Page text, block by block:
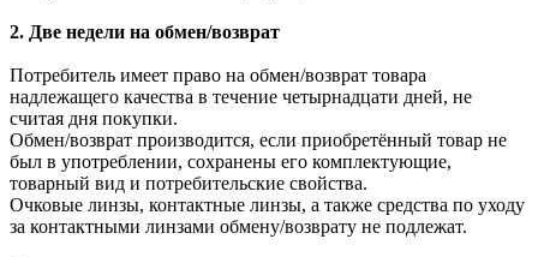
2. Две недели на обмен/возврат
Потребитель имеет право на обмен/возврат товара
надлежащего качества в течение четырнадцати дней, не
считая дня покупки.
Обмен/возврат производится, если приобретённый товар не
был в употреблении, сохранены его комплектующие,
товарный вид и потребительские свойства.
Очковые линзы, контактные линзы, а также средства по уходу
за контактными линзами обмену/возврату не подлежат.